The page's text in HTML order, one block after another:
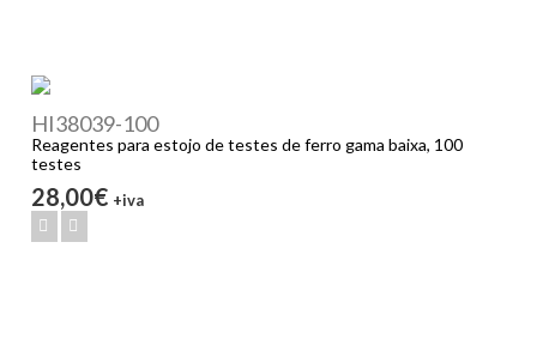
HI38039-100
Reagentes para estojo de testes de ferro gama baixa, 100
testes
28,00€ +iva